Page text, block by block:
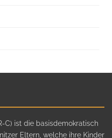
C) ist die basisdemokratisch
Eltern, welche ihre Kinder